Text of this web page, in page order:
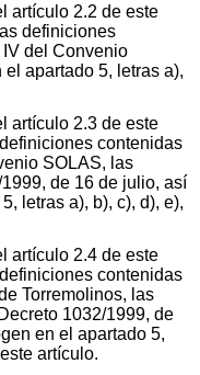
artículo 2.2 de este
definiciones
del Convenio
apartado 5, letras a),
artículo 2.3 de este
contenidas
SOLAS, las
de 16 de julio, así
letras a), b), c), d), e),
artículo 2.4 de este
contenidas
Torremolinos, las
1032/1999, de
en el apartado 5,
artículo.